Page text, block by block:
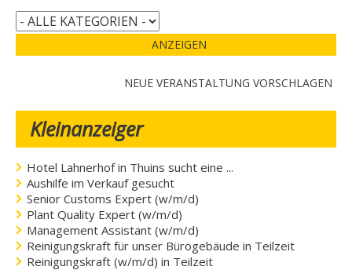
ANZEIGEN
NEUE VERANSTALTUNG VORSCHLAGEN
Kleinanzeiger
Hotel Lahnerhof in Thuins sucht eine ...
Aushilfe im Verkauf gesucht
Senior Customs Expert (w/m/d)
Plant Quality Expert (w/m/d)
Management Assistant (w/m/d)
Reinigungskraft für unser Bürogebäude in Teilzeit
Reinigungskraft (w/m/d) in Teilzeit